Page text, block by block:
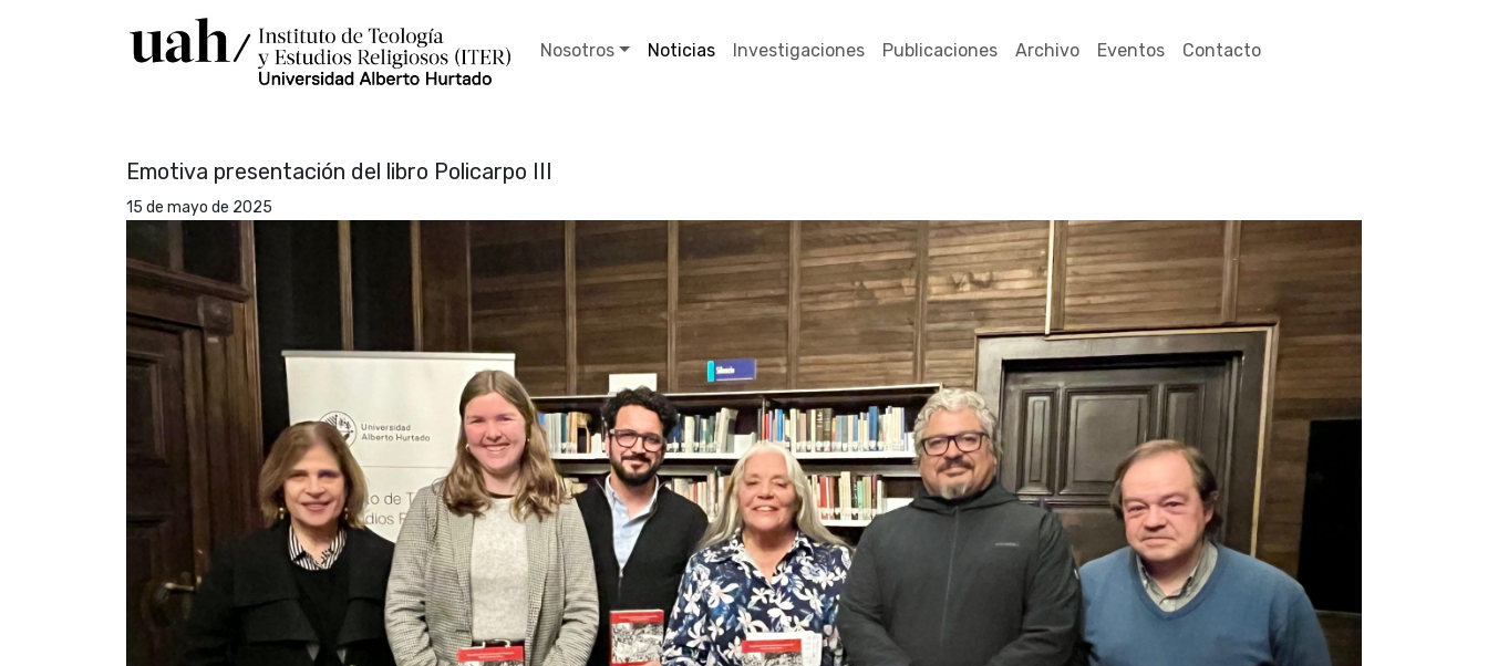
Nosotros Noticias Investigaciones Publicaciones Archivo Eventos Contacto
Emotiva presentación del libro Policarpo III
15 de mayo de 2025